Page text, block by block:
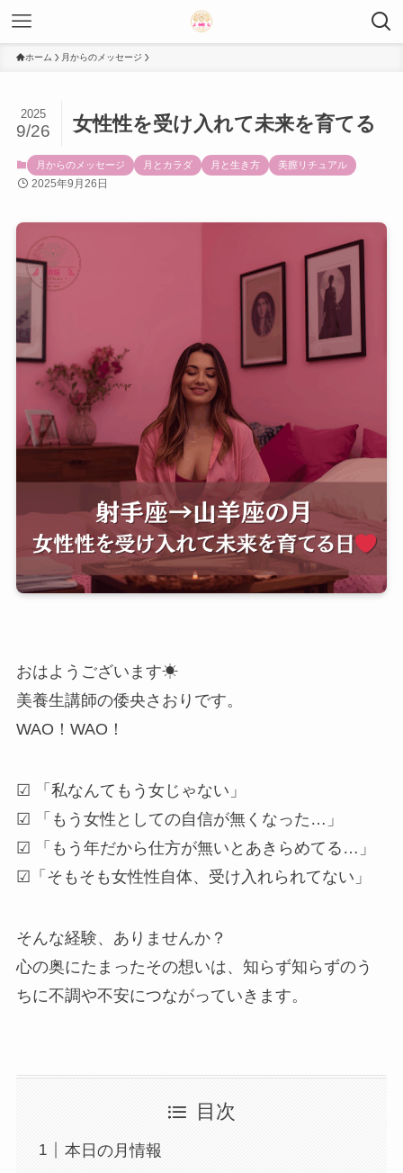
ホーム 月からのメッセージ
女性性を受け入れて未来を育てる
2025
9/26
月からのメッセージ 月とカラダ 月と生き方 美膣リチュアル
2025年9月26日
おはようございます☀
美養生講師の倭央さおりです。
WAO！WAO！
☑ 「私なんてもう女じゃない」
☑ 「もう女性としての自信が無くなった…」
☑ 「もう年だから仕方が無いとあきらめてる…」
☑「そもそも女性性自体、受け入れられてない」
そんな経験、ありませんか？
心の奥にたまったその想いは、知らず知らずのう
ちに不調や不安につながっていきます。
目次
本日の月情報